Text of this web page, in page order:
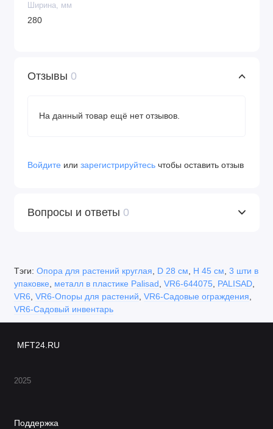
Ширина, мм
280
Отзывы 0
На данный товар ещё нет отзывов.
Войдите или зарегистрируйтесь чтобы оставить отзыв
Вопросы и ответы 0
Тэги: Опора для растений круглая D 28 см H 45 см 3 шти в
упаковке
металл в пластике Palisad VR6-644075 PALISAD,
VR6 VR6-Опоры для растений VR6-Садовые ограждения
VR6-Садовый инвентарь
MFT24.RU
2025
Поддержка